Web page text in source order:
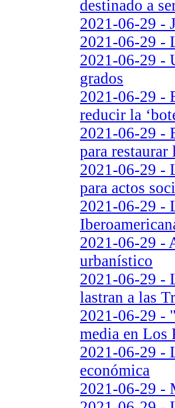
destinado a
2021-06-29 -
2021-06-29 -
2021-06-29 -
grados
2021-06-29 -
reducir la
2021-06-29 -
para
2021-06-29 -
para actos
2021-06-29 -
2021-06-29 -
urbanístico
2021-06-29 -
lastran a las
2021-06-29 -
media en Los
2021-06-29 -
económica
2021-06-29 -